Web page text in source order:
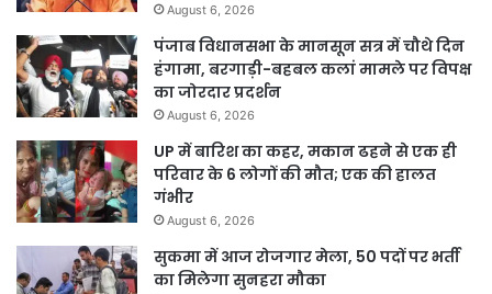
August 6, 2026
पंजाब विधानसभा के मानसून सत्र में चौथे दिन
हंगामा, बरगाड़ी-बहबल कलां मामले पर विपक्ष
का जोरदार प्रदर्शन
August 6, 2026
UP में बारिश का कहर, मकान ढहने से एक ही
परिवार के 6 लोगों की मौत; एक की हालत
गंभीर
August 6, 2026
सुकमा में आज रोजगार मेला, 50 पदों पर भर्ती
का मिलेगा सुनहरा मौका